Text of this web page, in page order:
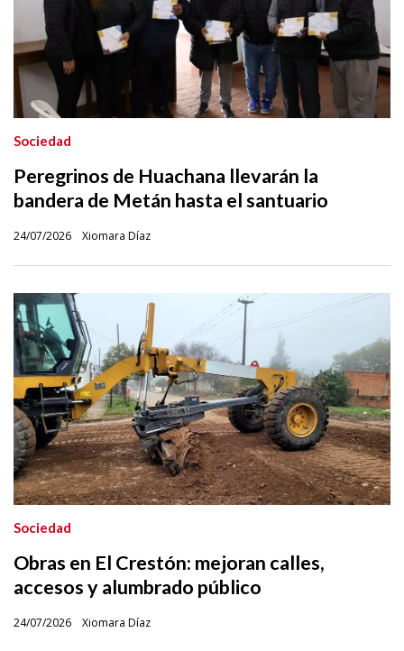
Peregrinos de Huachana llevarán la
bandera de Metán hasta el santuario
Xiomara Díaz
Sociedad
24/07/2026
Obras en El Crestón: mejoran calles,
accesos y alumbrado público
Xiomara Díaz
Sociedad
24/07/2026